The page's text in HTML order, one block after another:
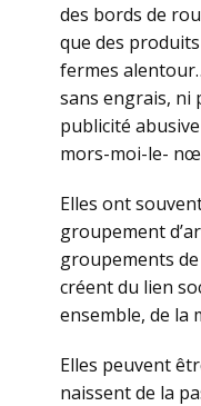
des bords de
que des
fermes
sans engrais, ni
publicité
mors-moi-le-
Elles ont
groupement
groupements
créent du lien
ensemble, de la
Elles peuvent
naissent de la